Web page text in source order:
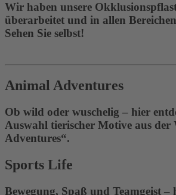
Wir haben unsere
überarbeitet und in allen
Sehen Sie selbst!
Animal Adventures
Ob wild oder wuschelig – hier
Auswahl tierischer Motive aus
Adventures“.
Sports Life
Bewegung, Spaß und Teamgeist –